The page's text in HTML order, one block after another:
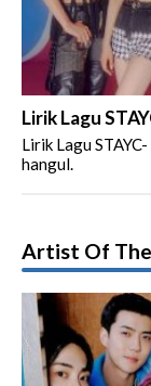
Lirik Lagu
Lirik Lagu
hangul.
Artist Of